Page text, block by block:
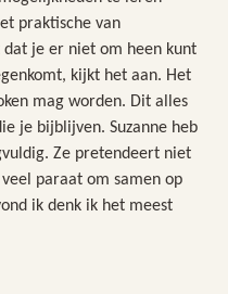
praktische van
je er niet om heen kunt
kijkt het aan. Het
mag worden. Dit alles
je bijblijven. Suzanne heb
Ze pretendeert niet
paraat om samen op
ik denk ik het meest